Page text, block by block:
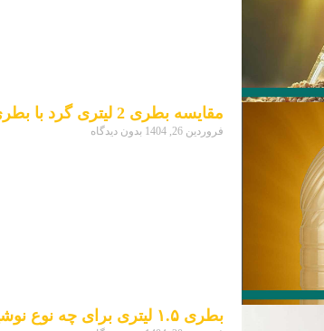
مقایسه بطری 2 لیتری گرد با بطری 2 لیتری لیبل
فروردین 26, 1404 بدون دیدگاه
بطری ۱.۵ لیتری برای چه نوع نوشیدنی‌هایی مناسب است؟